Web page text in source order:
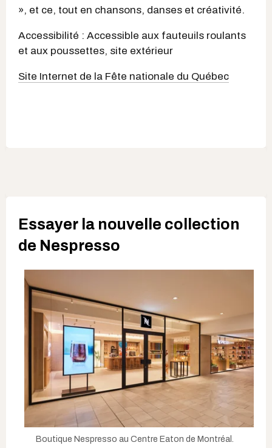
», et ce, tout en chansons, danses et créativité.
Accessibilité : Accessible aux fauteuils roulants
et aux poussettes, site extérieur
Site Internet de la Fête nationale du Québec
Essayer la nouvelle collection
de Nespresso
Boutique Nespresso au Centre Eaton de Montréal.